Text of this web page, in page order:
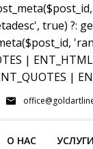
true) ?:
|
|
О НАС УСЛУГИ